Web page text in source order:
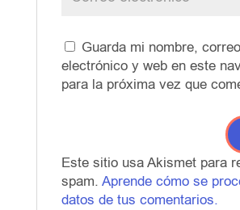
Guarda mi nombre, correo
electrónico y web en este
para la próxima vez que
Este sitio usa Akismet para
spam. Aprende cómo se
datos de tus comentarios.